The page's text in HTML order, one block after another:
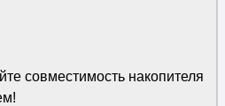
совместимость накопителя